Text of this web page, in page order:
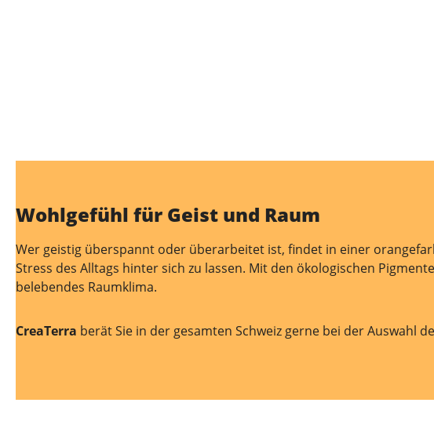
Wohlgefühl für Geist und Raum
Wer geistig überspannt oder überarbeitet ist, findet in einer
Stress des Alltags hinter sich zu lassen. Mit den ökologischen
belebendes Raumklima.
CreaTerra berät Sie in der gesamten Schweiz gerne bei der Auswahl